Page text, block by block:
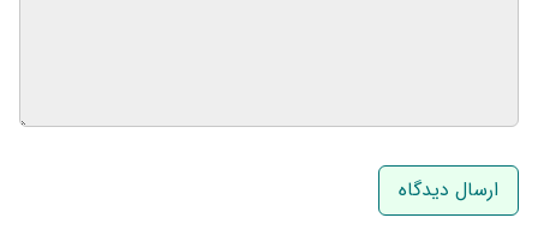
نام و نام خانوادگی